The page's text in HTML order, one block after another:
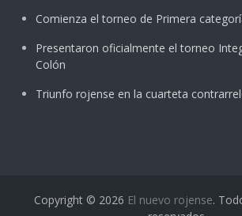
Comienza el torneo de Primera
Presentaron oficialmente el torneo
Colón
Triunfo rojense en la cuarteta
Copyright © 2026 El nuevo rojense.